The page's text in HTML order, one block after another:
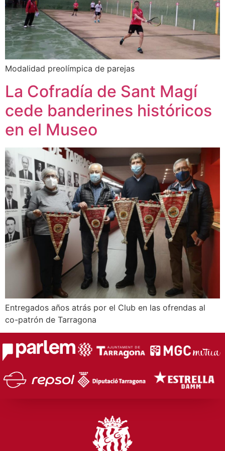
Modalidad preolímpica de parejas
La Cofradía de Sant Magí
cede banderines históricos
en el Museo
Entregados años atrás por el Club en las ofrendas al
co-patrón de Tarragona